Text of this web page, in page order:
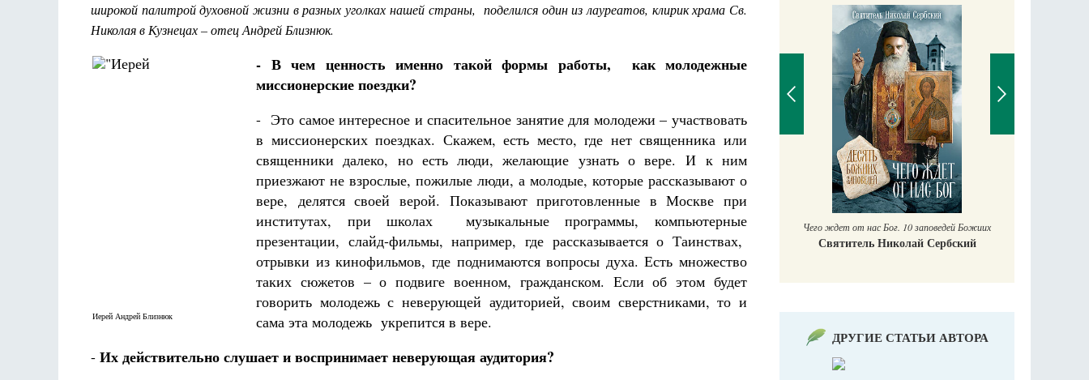
широкой палитрой духовной жизни в разных уголках нашей страны, поделился один из лауреатов, клирик храма Св.
Николая в Кузнецах – отец Андрей Близнюк.
Иерей Андрей Близнюк
- В чем ценность именно такой формы работы, как молодежные
миссионерские поездки?
- Это самое интересное и спасительное занятие для молодежи – участвовать
в миссионерских поездках. Скажем, есть место, где нет священника или
священники далеко, но есть люди, желающие узнать о вере. И к ним
приезжают не взрослые, пожилые люди, а молодые, которые рассказывают о
вере, делятся своей верой. Показывают приготовленные в Москве при
институтах, при школах музыкальные программы, компьютерные
презентации, слайд-фильмы, например, где рассказывается о Таинствах,
отрывки из кинофильмов, где поднимаются вопросы духа. Есть множество
таких сюжетов – о подвиге военном, гражданском. Если об этом будет
говорить молодежь с неверующей аудиторией, своим сверстниками, то и
сама эта молодежь укрепится в вере.
- Их действительно слушает и воспринимает неверующая аудитория?
Как найти своё место в жизни
Кирилл Мурышев
Великомученик Георгий Победоносец. Научись у
святого
Роман Котов Чего ждет от нас Бог. 10 заповедей Божиих
Святитель Николай Сербский
ДРУГИЕ СТАТЬИ АВТОРА